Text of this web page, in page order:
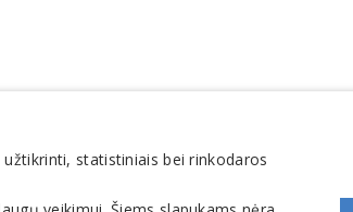
statistiniais bei rinkodaros